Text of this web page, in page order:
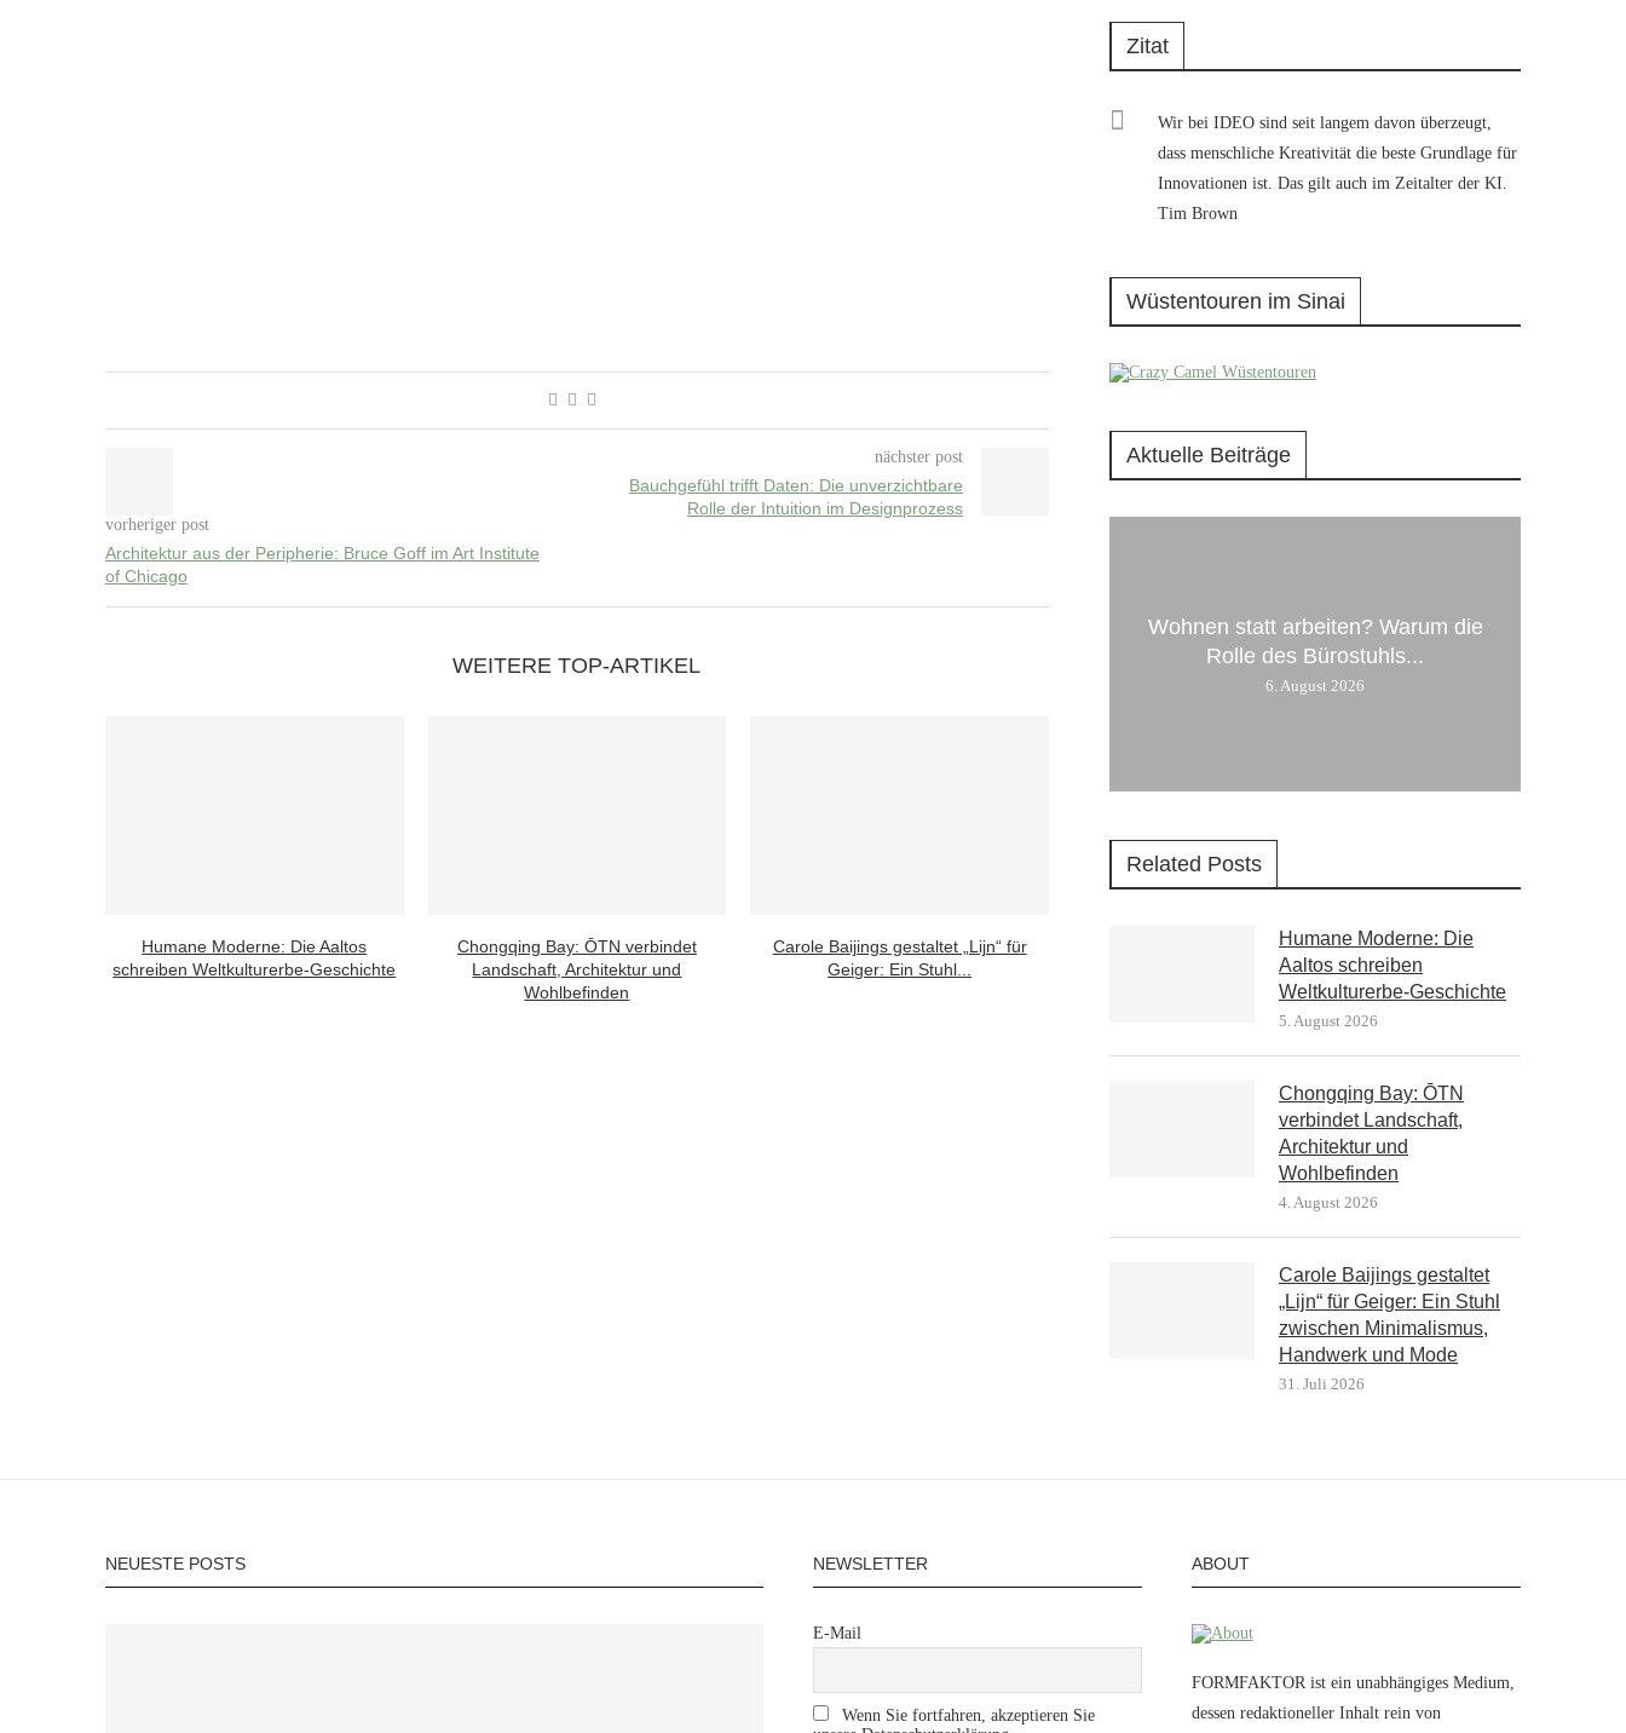
vorheriger post
Architektur aus der Peripherie: Bruce Goff im Art Institute
of Chicago
nächster post
Bauchgefühl trifft Daten: Die unverzichtbare
Rolle der Intuition im Designprozess
WEITERE TOP-ARTIKEL
Humane Moderne: Die Aaltos
schreiben Weltkulturerbe-Geschichte
Chongqing Bay: ŌTN verbindet
Landschaft, Architektur und
Wohlbefinden
Carole Baijings gestaltet „Lijn“ für
Geiger: Ein Stuhl...
Zitat
Wir bei IDEO sind seit langem davon überzeugt,
dass menschliche Kreativität die beste Grundlage für
Innovationen ist. Das gilt auch im Zeitalter der KI.
Tim Brown
Wüstentouren im Sinai
Aktuelle Beiträge
Wohnen statt arbeiten? Warum die
Rolle des Bürostuhls...
6. August 2026
Related Posts
Humane Moderne: Die
Aaltos schreiben
Weltkulturerbe-Geschichte
5. August 2026
Chongqing Bay: ŌTN
verbindet Landschaft,
Architektur und
Wohlbefinden
4. August 2026
Carole Baijings gestaltet
„Lijn“ für Geiger: Ein Stuhl
zwischen Minimalismus,
Handwerk und Mode
31. Juli 2026
NEUESTE POSTS NEWSLETTER
E-Mail
Wenn Sie fortfahren, akzeptieren Sie
ABOUT
FORMFAKTOR ist ein unabhängiges Medium,
dessen redaktioneller Inhalt rein von